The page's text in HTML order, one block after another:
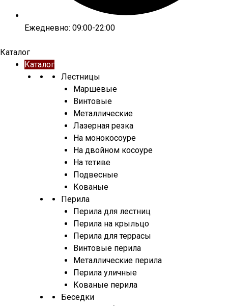
Ежедневно: 09:00-22:00
Каталог
Каталог
Лестницы
Маршевые
Винтовые
Металлические
Лазерная резка
На монокосоуре
На двойном косоуре
На тетиве
Подвесные
Кованые
Перила
Перила для лестниц
Перила на крыльцо
Перила для террасы
Винтовые перила
Металлические перила
Перила уличные
Кованые перила
Беседки